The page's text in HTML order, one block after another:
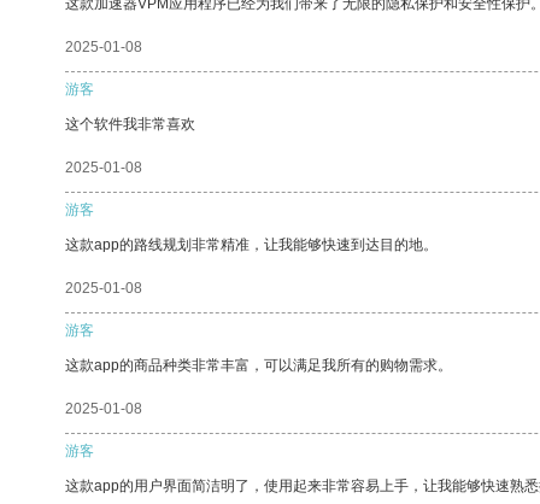
这款加速器VPM应用程序已经为我们带来了无限的隐私保护和安全性保护。
2025-01-08
游客
这个软件我非常喜欢
2025-01-08
游客
这款app的路线规划非常精准，让我能够快速到达目的地。
2025-01-08
游客
这款app的商品种类非常丰富，可以满足我所有的购物需求。
2025-01-08
游客
这款app的用户界面简洁明了，使用起来非常容易上手，让我能够快速熟悉